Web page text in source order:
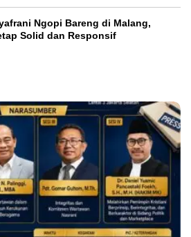
Ngopi Bareng di Malang,
Solid dan Responsif